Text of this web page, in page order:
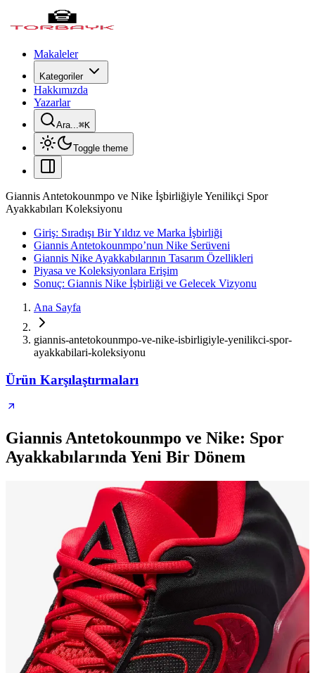
Makaleler
Kategoriler
Hakkımızda
Yazarlar
Ara...⌘K
Toggle theme
Giannis Antetokounmpo ve Nike İşbirliğiyle Yenilikçi Spor
Ayakkabıları Koleksiyonu
Giriş: Sıradışı Bir Yıldız ve Marka İşbirliği
Giannis Antetokounmpo’nun Nike Serüveni
Giannis Nike Ayakkabılarının Tasarım Özellikleri
Piyasa ve Koleksiyonlara Erişim
Sonuç: Giannis Nike İşbirliği ve Gelecek Vizyonu
Ana Sayfa
giannis-antetokounmpo-ve-nike-isbirligiyle-yenilikci-spor-
ayakkabilari-koleksiyonu
Ürün Karşılaştırmaları
Giannis Antetokounmpo ve Nike: Spor
Ayakkabılarında Yeni Bir Dönem